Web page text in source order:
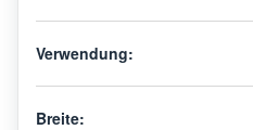
Verwendung:
Breite: